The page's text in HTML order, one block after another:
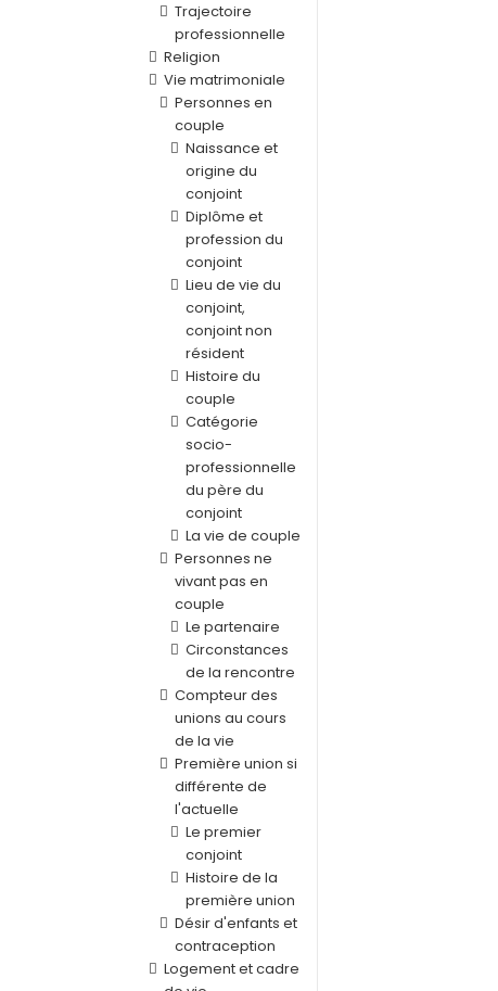
Trajectoire
professionnelle
Religion
Vie matrimoniale
Personnes en
couple
Naissance et
origine du
conjoint
Diplôme et
profession du
conjoint
Lieu de vie du
conjoint,
conjoint non
résident
Histoire du
couple
Catégorie
socio-
professionnelle
du père du
conjoint
La vie de couple
Personnes ne
vivant pas en
couple
Le partenaire
Circonstances
de la rencontre
Compteur des
unions au cours
de la vie
Première union si
différente de
l'actuelle
Le premier
conjoint
Histoire de la
première union
Désir d'enfants et
contraception
Logement et cadre